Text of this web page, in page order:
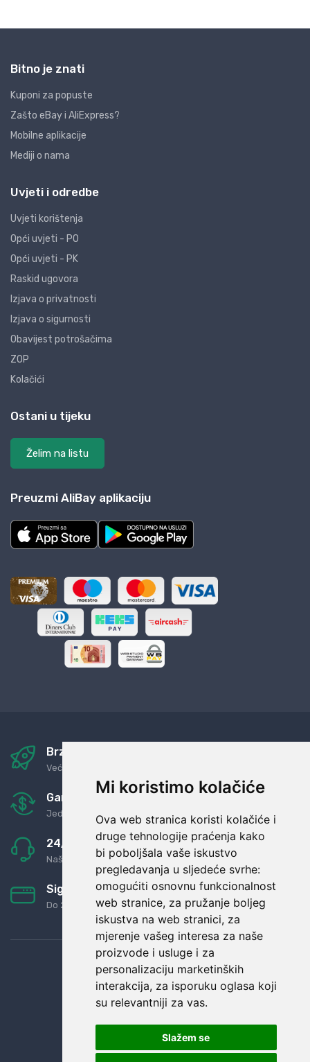
Mi koristimo kolačiće
Ova web stranica koristi kolačiće i
druge tehnologije praćenja kako
bi poboljšala vaše iskustvo
pregledavanja u sljedeće svrhe:
omogućiti osnovnu funkcionalnost
web stranice, za pružanje boljeg
iskustva na web stranici, za
mjerenje vašeg interesa za naše
proizvode i usluge i za
personalizaciju marketinških
interakcija, za isporuku oglasa koji
su relevantniji za vas.
Slažem se
Bitno je znati
Kuponi za popuste
Zašto eBay i AliExpress?
Mobilne aplikacije
Mediji o nama
Uvjeti i odredbe
Uvjeti korištenja
Opći uvjeti - PO
Opći uvjeti - PK
Raskid ugovora
Izjava o privatnosti
Izjava o sigurnosti
Obavijest potrošačima
ZOP
Kolačići
Ostani u tijeku
Želim na listu
Preuzmi AliBay aplikaciju
Brza i sigurna dostava
Već za nekoliko dana kod vas
Garancija u povrat novaca
Jednostavno pravilo: Roba za novac
24/7 odlična podrška
Naši agenti uvijek na raspolaganju
Sigurno obročno plaćanje
Do 24 rata bez kamata